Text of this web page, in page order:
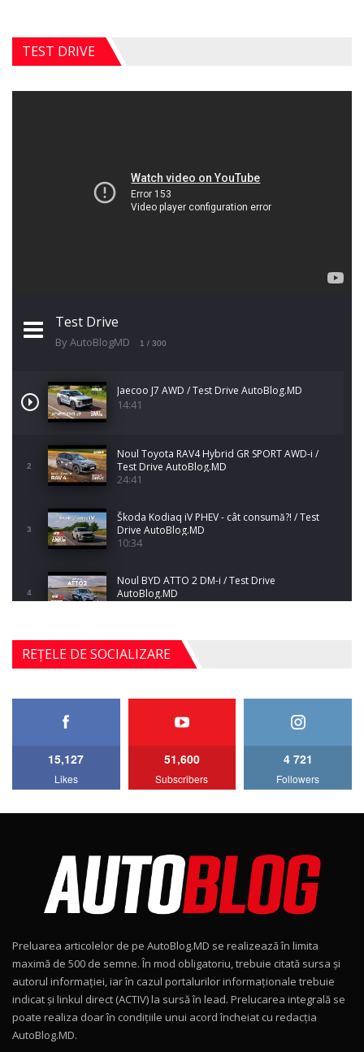
TEST DRIVE
Test Drive
By AutoBlogMD 1 / 300
Jaecoo J7 AWD / Test Drive AutoBlog.MD
14:41
2
Noul Toyota RAV4 Hybrid GR SPORT AWD-i /
Test Drive AutoBlog.MD
24:41
3
Škoda Kodiaq iV PHEV - cât consumă?! / Test
Drive AutoBlog.MD
10:34
4
Noul BYD ATTO 2 DM-i / Test Drive
AutoBlog.MD
17:35
5
Noul Mercedes-Benz S-Class facelift (S 580
4MATIC V223) / Test Drive AutoBlog.MD
27:33
AutoBlog.MD
15:08
Noul Geely EX2 / Test Drive AutoBlog.MD
15:22
Mercedes-AMG E 53 HYBRID 4MATIC+ / Test
Drive AutoBlog.MD
16:27
11
Noul Volvo ES90 / Test Drive AutoBlog.MD
REȚELE DE SOCIALIZARE
15,127
Likes
51,600
Subscribers
4 721
Followers
Preluarea articolelor de pe AutoBlog.MD se realizează în limita
maximă de 500 de semne. În mod obligatoriu, trebuie citată sursa și
autorul informației, iar în cazul portalurilor informaționale trebuie
indicat și linkul direct (ACTIV) la sursă în lead. Prelucarea integrală se
poate realiza doar în condițiile unui acord încheiat cu redacţia
AutoBlog.MD.